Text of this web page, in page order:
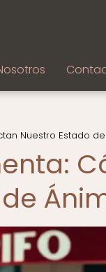
Nuestro Estado